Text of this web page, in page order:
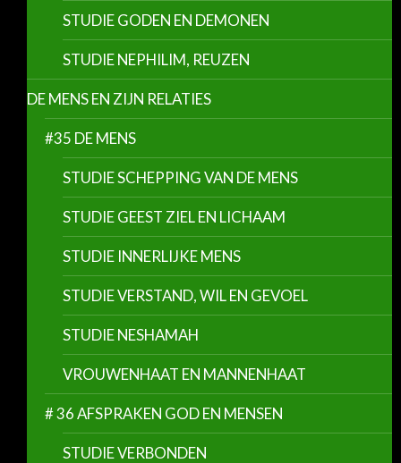
STUDIE GODEN EN DEMONEN
STUDIE NEPHILIM, REUZEN
DE MENS EN ZIJN RELATIES
#35 DE MENS
STUDIE SCHEPPING VAN DE MENS
STUDIE GEEST ZIEL EN LICHAAM
STUDIE INNERLIJKE MENS
STUDIE VERSTAND, WIL EN GEVOEL
STUDIE NESHAMAH
VROUWENHAAT EN MANNENHAAT
# 36 AFSPRAKEN GOD EN MENSEN
STUDIE VERBONDEN